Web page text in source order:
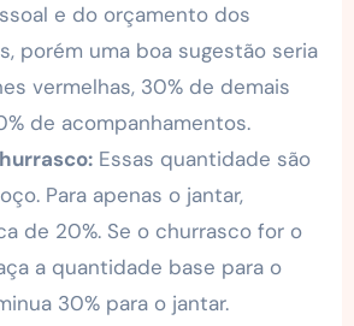
e do orçamento dos
porém uma boa sugestão seria
vermelhas, 30% de demais
de acompanhamentos.
Essas quantidade são
Para apenas o jantar,
de 20%. Se o churrasco for o
a quantidade base para o
30% para o jantar.